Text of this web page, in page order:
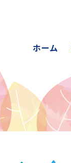
ホーム